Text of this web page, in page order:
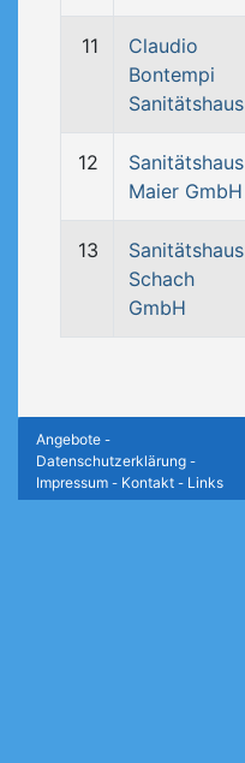
11
Claudio
Bontempi
Sanitätshaus
12
Sanitätshaus
Maier GmbH
13
Sanitätshaus
Schach
GmbH
Angebote -
Datenschutzerklärung -
Impressum - Kontakt - Links